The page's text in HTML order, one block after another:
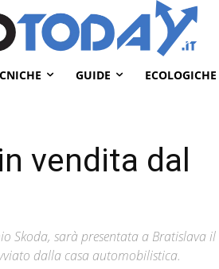
GUIDE ECOLOGICHE
vendita dal
Skoda, sarà presentata a Bratislava il
dalla casa automobilistica.